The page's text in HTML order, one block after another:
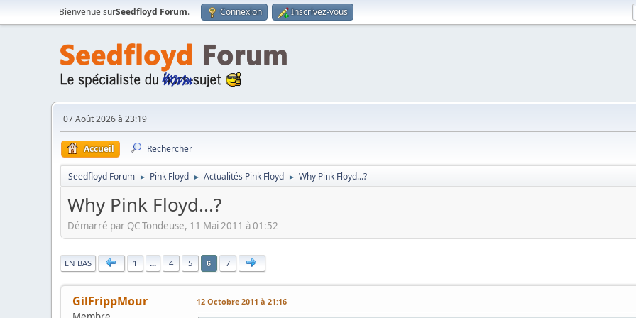
Bienvenue surSeedfloyd Forum. Connexion Inscrivez-vous
07 Août 2026 à 23:19
Accueil Rechercher
Seedfloyd Forum ► Pink Floyd ► Actualités Pink Floyd ► Why Pink Floyd...?
Why Pink Floyd...?
Démarré par QC Tondeuse, 11 Mai 2011 à 01:52
|
EN BAS 1 ... 4 5 6 7
GilFrippMour 12 Octobre 2011 à 21:16